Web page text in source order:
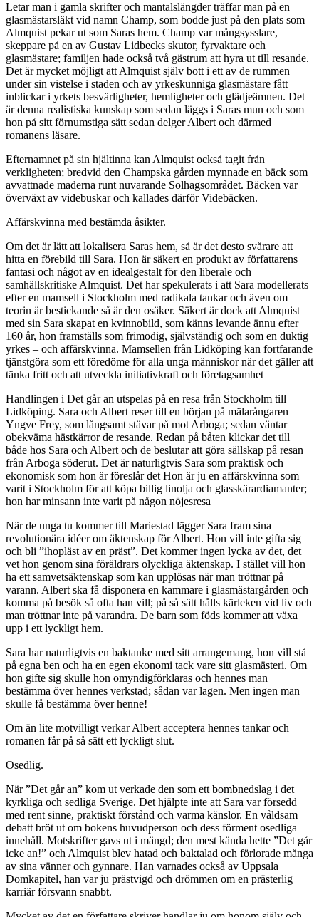
Letar man i gamla skrifter och mantalslängder träffar man på en
glasmästarsläkt vid namn Champ, som bodde just på den plats som
Almquist pekar ut som Saras hem. Champ var mångsysslare,
skeppare på en av Gustav Lidbecks skutor, fyrvaktare och
glasmästare; familjen hade också två gästrum att hyra ut till resande.
Det är mycket möjligt att Almquist själv bott i ett av de rummen
under sin vistelse i staden och av yrkeskunniga glasmästare fått
inblickar i yrkets besvärligheter, hemligheter och glädjeämnen. Det
är denna realistiska kunskap som sedan läggs i Saras mun och som
hon på sitt förnumstiga sätt sedan delger Albert och därmed
romanens läsare.
Efternamnet på sin hjältinna kan Almquist också tagit från
verkligheten; bredvid den Champska gården mynnade en bäck som
avvattnade maderna runt nuvarande Solhagsområdet. Bäcken var
överväxt av videbuskar och kallades därför Videbäcken.
Affärskvinna med bestämda åsikter.
Om det är lätt att lokalisera Saras hem, så är det desto svårare att
hitta en förebild till Sara. Hon är säkert en produkt av författarens
fantasi och något av en idealgestalt för den liberale och
samhällskritiske Almquist. Det har spekulerats i att Sara modellerats
efter en mamsell i Stockholm med radikala tankar och även om
teorin är bestickande så är den osäker. Säkert är dock att Almquist
med sin Sara skapat en kvinnobild, som känns levande ännu efter
160 år, hon framställs som frimodig, självständig och som en duktig
yrkes – och affärskvinna. Mamsellen från Lidköping kan fortfarande
tjänstgöra som ett föredöme för alla unga människor när det gäller att
tänka fritt och att utveckla initiativkraft och företagsamhet
Handlingen i Det går an utspelas på en resa från Stockholm till
Lidköping. Sara och Albert reser till en början på mälarångaren
Yngve Frey, som långsamt stävar på mot Arboga; sedan väntar
obekväma hästkärror de resande. Redan på båten klickar det till
både hos Sara och Albert och de beslutar att göra sällskap på resan
från Arboga söderut. Det är naturligtvis Sara som praktisk och
ekonomisk som hon är föreslår det Hon är ju en affärskvinna som
varit i Stockholm för att köpa billig linolja och glasskärardiamanter;
hon har minsann inte varit på någon nöjesresa
När de unga tu kommer till Mariestad lägger Sara fram sina
revolutionära idéer om äktenskap för Albert. Hon vill inte gifta sig
och bli ”ihopläst av en präst”. Det kommer ingen lycka av det, det
vet hon genom sina föräldrars olyckliga äktenskap. I stället vill hon
ha ett samvetsäktenskap som kan upplösas när man tröttnar på
varann. Albert ska få disponera en kammare i glasmästargården och
komma på besök så ofta han vill; på så sätt hålls kärleken vid liv och
man tröttnar inte på varandra. De barn som föds kommer att växa
upp i ett lyckligt hem.
Sara har naturligtvis en baktanke med sitt arrangemang, hon vill stå
på egna ben och ha en egen ekonomi tack vare sitt glasmästeri. Om
hon gifte sig skulle hon omyndigförklaras och hennes man
bestämma över hennes verkstad; sådan var lagen. Men ingen man
skulle få bestämma över henne!
Om än lite motvilligt verkar Albert acceptera hennes tankar och
romanen får på så sätt ett lyckligt slut.
Osedlig.
När ”Det går an” kom ut verkade den som ett bombnedslag i det
kyrkliga och sedliga Sverige. Det hjälpte inte att Sara var försedd
med rent sinne, praktiskt förstånd och varma känslor. En våldsam
debatt bröt ut om bokens huvudperson och dess förment osedliga
innehåll. Motskrifter gavs ut i mängd; den mest kända hette ”Det går
icke an!” och Almquist blev hatad och baktalad och förlorade många
av sina vänner och gynnare. Han varnades också av Uppsala
Domkapitel, han var ju prästvigd och drömmen om en prästerlig
karriär försvann snabbt.